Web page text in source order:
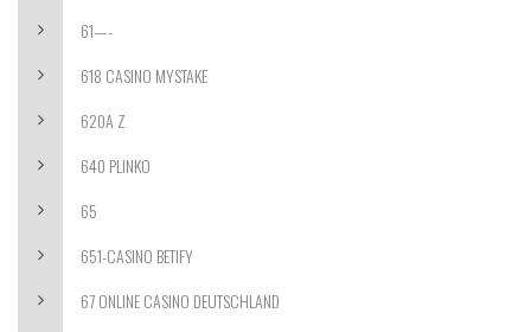
61—-
618 CASINO MYSTAKE
620A Z
640 PLINKO
65
651-CASINO BETIFY
67 ONLINE CASINO DEUTSCHLAND